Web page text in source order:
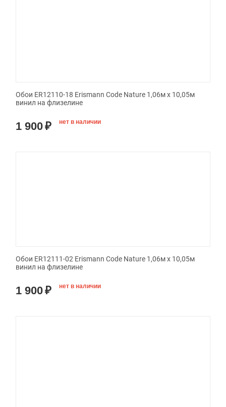
Обои ER12110-18 Erismann Code Nature 1,06м х 10,05м
винил на флизелине
1 900₽ нет в наличии
Обои ER12111-02 Erismann Code Nature 1,06м х 10,05м
винил на флизелине
1 900₽ нет в наличии